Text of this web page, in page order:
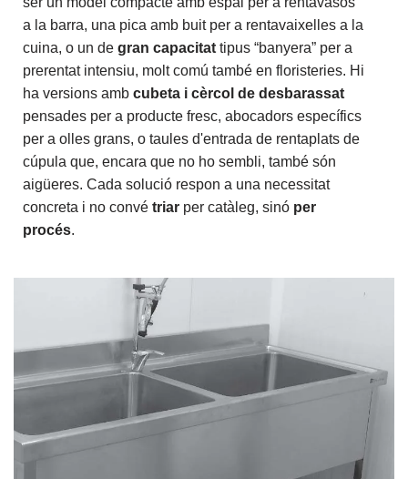
a la barra, una pica amb buit per a rentavaixelles a la
cuina, o un de gran capacitat tipus “banyera” per a
prerentat intensiu, molt comú també en floristeries. Hi
ha versions amb cubeta i cèrcol de desbarassat
pensades per a producte fresc, abocadors específics
per a olles grans, o taules d'entrada de rentaplats de
cúpula que, encara que no ho sembli, també són
aigüeres. Cada solució respon a una necessitat
concreta i no convé triar per catàleg, sinó per
procés.